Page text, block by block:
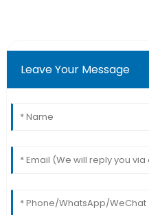
Leave Your Message